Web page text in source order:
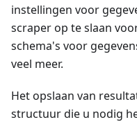
instellingen voor
scraper op te slaan
schema's voor
veel meer.
Het opslaan van
structuur die u nodig